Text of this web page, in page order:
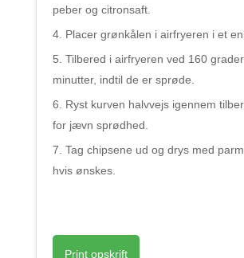
peber og citronsaft.
Placer grønkålen i airfryeren i et
Tilbered i airfryeren ved 160
minutter, indtil de er sprøde.
Ryst kurven halvvejs igennem
for jævn sprødhed.
Tag chipsene ud og drys med
hvis ønskes.
Print opskrift